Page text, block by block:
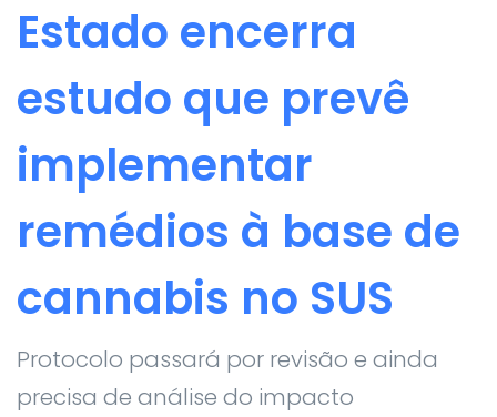
Estado encerra
estudo que prevê
implementar
remédios à base de
cannabis no SUS
Protocolo passará por revisão e ainda
precisa de análise do impacto